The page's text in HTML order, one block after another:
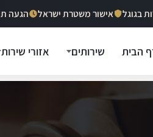
אישור משטרת ישראל הגעה תוך 20 עד
הבית שירותים אזורי שירות